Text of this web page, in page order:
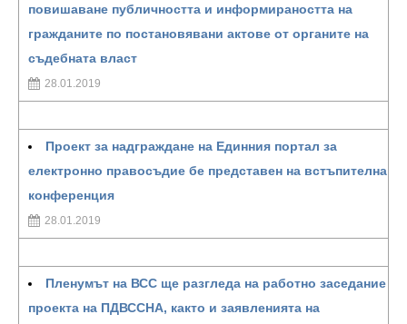
повишаване публичността и информираността на
гражданите по постановявани актове от органите на
съдебната власт
28.01.2019
Проект за надграждане на Единния портал за
електронно правосъдие бе представен на встъпителна
конференция
28.01.2019
Пленумът на ВСС ще разгледа на работно заседание
проекта на ПДВССНА, както и заявленията на